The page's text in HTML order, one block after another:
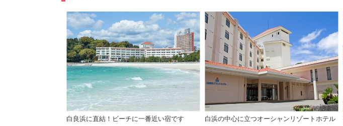
白良浜に直結！ビーチに一番近い宿です 白浜の中心に立つオーシャンリゾートホテル